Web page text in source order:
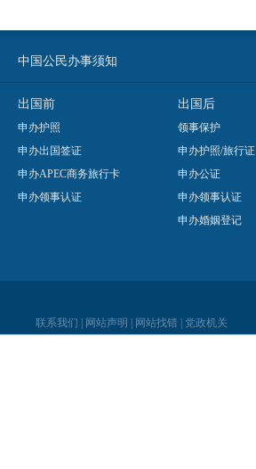
中国公民办事须知
出国前
申办护照
申办出国签证
申办APEC商务旅行卡
申办领事认证
出国后
领事保护
申办护照/旅行证
申办公证
申办领事认证
申办婚姻登记
联系我们 网站声明 网站找错 党政机关